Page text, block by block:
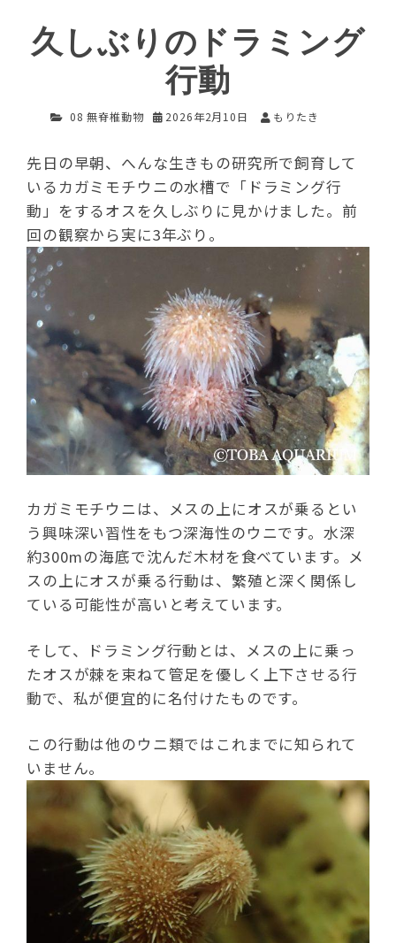
久しぶりのドラミング
行動
08 無脊椎動物 2026年2月10日 もりたき
先日の早朝、へんな生きもの研究所で飼育して
いるカガミモチウニの水槽で「ドラミング行
動」をするオスを久しぶりに見かけました。前
回の観察から実に3年ぶり。
カガミモチウニは、メスの上にオスが乗るとい
う興味深い習性をもつ深海性のウニです。水深
約300mの海底で沈んだ木材を食べています。メ
スの上にオスが乗る行動は、繁殖と深く関係し
ている可能性が高いと考えています。
そして、ドラミング行動とは、メスの上に乗っ
たオスが棘を束ねて管足を優しく上下させる行
動で、私が便宜的に名付けたものです。
この行動は他のウニ類ではこれまでに知られて
いません。